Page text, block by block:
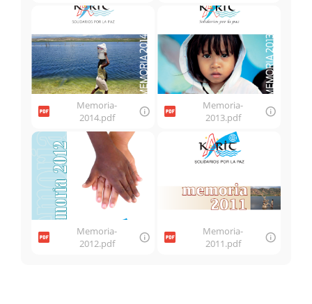
Memoria-
2014.pdf
Memoria-
2013.pdf
Memoria-
2012.pdf
Memoria-
2011.pdf